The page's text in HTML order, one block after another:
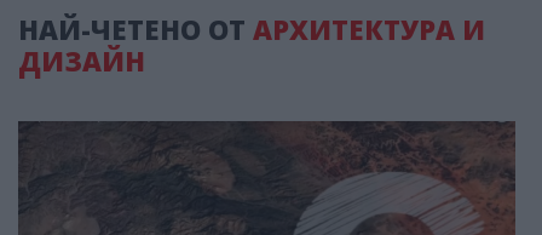
НАЙ-ЧЕТЕНО ОТ АРХИТЕКТУРА И
ДИЗАЙН